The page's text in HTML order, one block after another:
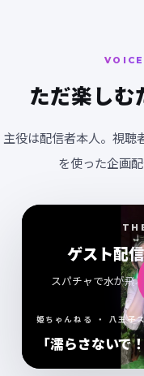
ただ楽しむ
主役は配信者本人。視聴
を使った企画
ゲスト配
スパチャで水が飛
姫ちゃんねる ・ 八王子
「濡らさないで